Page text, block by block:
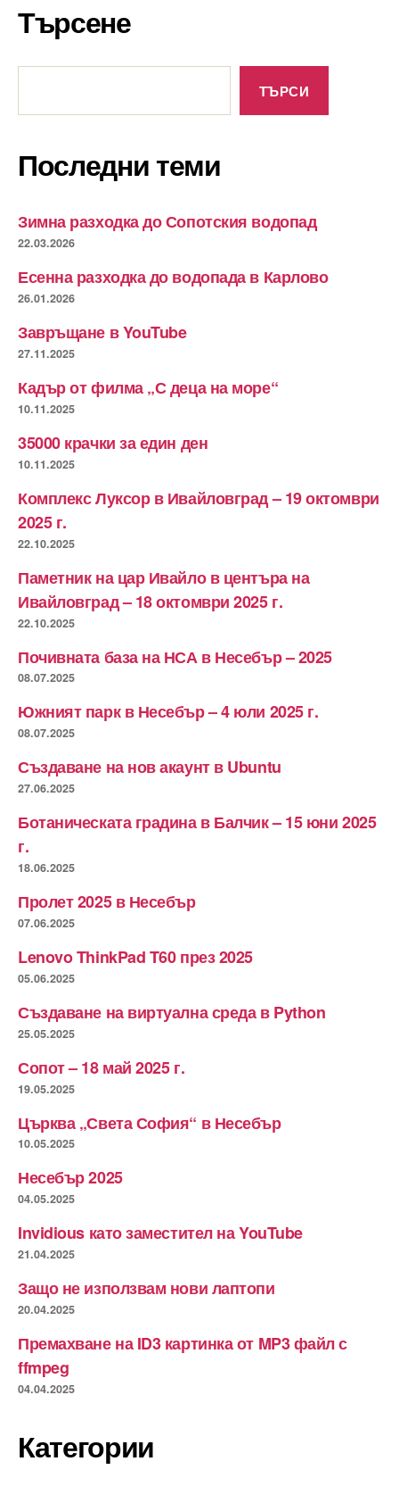
Търсене
ТЪРСИ
Последни теми
Зимна разходка до Сопотския водопад
22.03.2026
Есенна разходка до водопада в Карлово
26.01.2026
Завръщане в YouTube
27.11.2025
Кадър от филма „С деца на море“
10.11.2025
35000 крачки за един ден
10.11.2025
Комплекс Луксор в Ивайловград – 19 октомври
2025 г.
22.10.2025
Паметник на цар Ивайло в центъра на
Ивайловград – 18 октомври 2025 г.
22.10.2025
Почивната база на НСА в Несебър – 2025
08.07.2025
Южният парк в Несебър – 4 юли 2025 г.
08.07.2025
Създаване на нов акаунт в Ubuntu
27.06.2025
Ботаническата градина в Балчик – 15 юни 2025
г.
18.06.2025
Пролет 2025 в Несебър
07.06.2025
Lenovo ThinkPad T60 през 2025
05.06.2025
Създаване на виртуална среда в Python
25.05.2025
Сопот – 18 май 2025 г.
19.05.2025
Църква „Света София“ в Несебър
10.05.2025
Несебър 2025
04.05.2025
Invidious като заместител на YouTube
21.04.2025
Защо не използвам нови лаптопи
20.04.2025
Премахване на ID3 картинка от MP3 файл с
ffmpeg
04.04.2025
Категории